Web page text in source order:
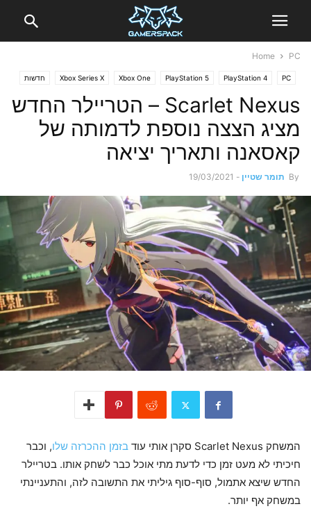
Home PC
PC
PlayStation 4
PlayStation 5
Xbox One
Xbox Series X חדשות
Scarlet Nexus – הטריילר החדש
מציג הצצה נוספת לדמותה של
קאסאנה ותאריך יציאה
By תומר שטיין -
19/03/2021
המשחק Scarlet Nexus סקרן אותי עוד בזמן ההכרזה שלו, וכבר
חיכיתי לא מעט זמן כדי לדעת מתי אוכל כבר לשחק אותו. בטריילר
החדש שיצא אתמול, סוף-סוף גיליתי את התשובה לזה, והתעניינתי
במשחק אף יותר.